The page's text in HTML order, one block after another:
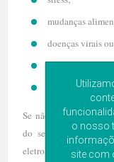
mudanças
doenças virais
agudização de
tosse severa.
Se não forem tratados
do seu animal de
eletrolíticos. Neste
o nosso
site com